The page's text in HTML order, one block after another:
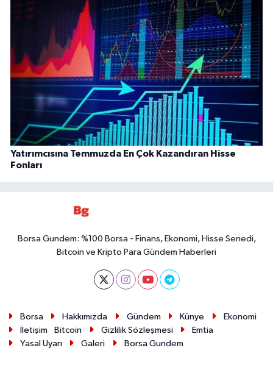
Yatırımcısına Temmuzda En Çok Kazandıran Hisse
Fonları
Borsa Gundem: %100 Borsa - Finans, Ekonomi, Hisse Senedi,
Bitcoin ve Kripto Para Gündem Haberleri
Borsa Hakkımızda Gündem Künye
Ekonomi
İletişim
Bitcoin Gizlilik Sözleşmesi
Emtia
Yasal Uyarı
Galeri Borsa Gundem